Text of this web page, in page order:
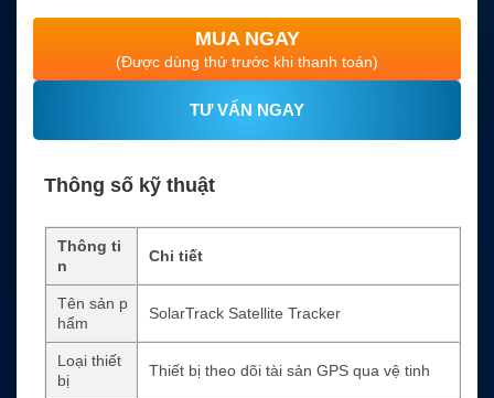
MUA NGAY
(Được dùng thử trước khi thanh toán)
TƯ VẤN NGAY
Thông số kỹ thuật
Thông ti
n
Chi tiết
Tên sản p
hẩm
SolarTrack Satellite Tracker
Loại thiết
bị
Thiết bị theo dõi tài sản GPS qua vệ tinh